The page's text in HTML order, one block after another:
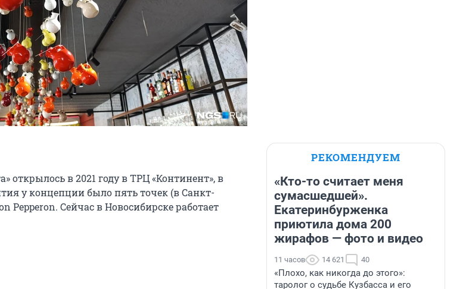
открылось в 2021 году в ТРЦ «Континент», в
у концепции было пять точек (в Санкт-
Pepperon. Сейчас в Новосибирске работает
РЕКОМЕНДУЕМ
«Кто-то считает меня
сумасшедшей».
Екатеринбурженка
приютила дома 200
жирафов — фото и видео
11 часов 14 621 40
«Плохо, как никогда до этого»:
таролог о судьбе Кузбасса и его